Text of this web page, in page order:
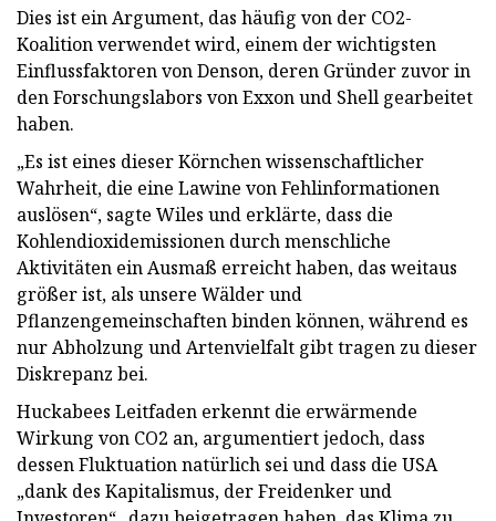
Dies ist ein Argument, das häufig von der CO2-
Koalition verwendet wird, einem der wichtigsten
Einflussfaktoren von Denson, deren Gründer zuvor in
den Forschungslabors von Exxon und Shell gearbeitet
haben.
„Es ist eines dieser Körnchen wissenschaftlicher
Wahrheit, die eine Lawine von Fehlinformationen
auslösen“, sagte Wiles und erklärte, dass die
Kohlendioxidemissionen durch menschliche
Aktivitäten ein Ausmaß erreicht haben, das weitaus
größer ist, als unsere Wälder und
Pflanzengemeinschaften binden können, während es
nur Abholzung und Artenvielfalt gibt tragen zu dieser
Diskrepanz bei.
Huckabees Leitfaden erkennt die erwärmende
Wirkung von CO2 an, argumentiert jedoch, dass
dessen Fluktuation natürlich sei und dass die USA
„dank des Kapitalismus, der Freidenker und